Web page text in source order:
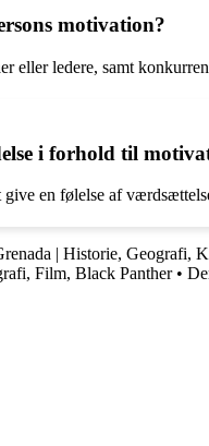
motivation?
eller ledere, samt
i forhold til
en følelse af
| Historie, Geografi,
Film, Black Panther•